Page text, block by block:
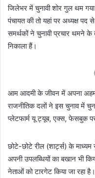
जिलेभर में चुनावी शोर गुल थम
पंचायत की तो यहां पर अध्यक्ष
समर्थकों ने चुनावी प्रचार थमने के
निकाला हैं।
आम आदमी के जीवन में अपना अहम
राजनीतिक दलों ने इस चुनाव में
प्लेटफार्म यू ट्यूब, एक्स, फेसबुक
छोटे-छोटे रील (शार्ट्स) के माध्यम
अपनी उपलब्धियों का बखान भी
नेताओं को टारगेट किया जा रहा है।